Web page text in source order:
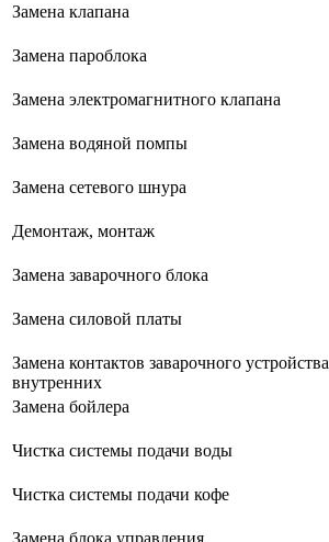
Замена клапана
Замена пароблока
Замена электромагнитного клапана
Замена водяной помпы
Замена сетевого шнура
Демонтаж, монтаж
Замена заварочного блока
Замена силовой платы
Замена контактов заварочного устройства
внутренних
Замена бойлера
Чистка системы подачи воды
Чистка системы подачи кофе
Замена блока управления